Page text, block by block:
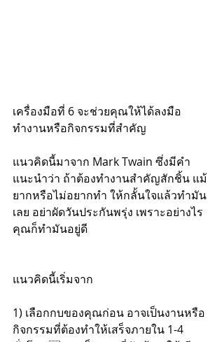
เครื่องมือที่ 6 จะช่วยคุณให้ได้ลงมือ
ทำงานหรือกิจกรรมที่สำคัญ
แนวคิดนี้มาจาก Mark Twain ซึ่งมีคำ
แนะนำว่า ถ้าต้องทำงานสำคัญสักชิ้น แม้
ยากหรือไม่อยากทำ ให้กลั้นใจแล้วทำมัน
เลย อย่าผัดวันประกันพรุ่ง เพราะอย่างไร
คุณก็ทำมันอยู่ดี
แนวคิดนี้เริ่มจาก
1) เลือกกบของคุณก่อน อาจเป็นงานหรือ
กิจกรรมที่ต้องทำให้เสร็จภายใน 1-4